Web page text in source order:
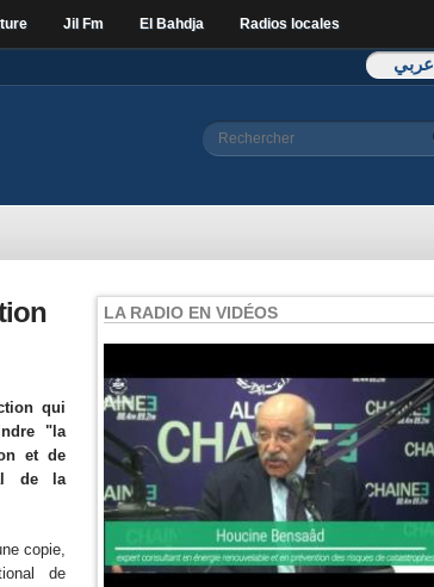
Jil Fm El Bahdja Radios locales
عربي
Formulaire de
Rechercher
qui
"la
et de
de la
copie,
de
LA RADIO EN VIDÉOS